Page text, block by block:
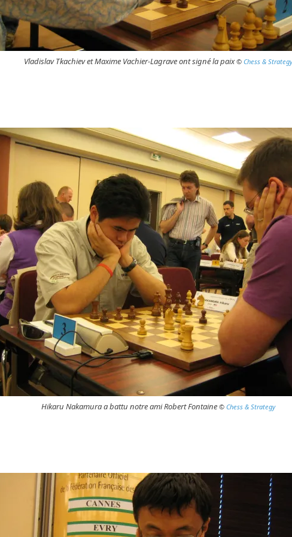
Vladislav Tkachiev et Maxime Vachier-Lagrave ont signé la paix© Chess & Strategy
Hikaru Nakamura a battu notre ami Robert Fontaine © Chess & Strategy